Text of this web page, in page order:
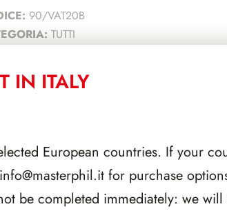
90/VAT20B
TUTTI
IN ITALY
European countries. If your
info@masterphil.itfor purchase
be completed immediately: we